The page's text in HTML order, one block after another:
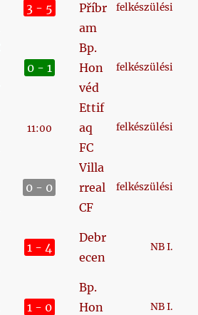
3 - 5
Příbr
am
felkészülési
0 - 1
Bp.
Hon
véd
felkészülési
11:00
Ettif
aq
FC
felkészülési
0 - 0
Villa
rreal
CF
felkészülési
1 - 4
Debr
ecen
NB I.
1 - 0
Bp.
Hon
NB I.